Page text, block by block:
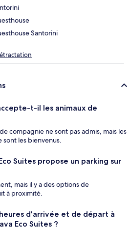
Santorini
t-il les animaux de
compagnie ne sont pas admis, mais les
sont les bienvenus.
Suites propose un parking sur
mais il y a des options de
à proximité.
d'arrivée et de départ à
Eco Suites ?